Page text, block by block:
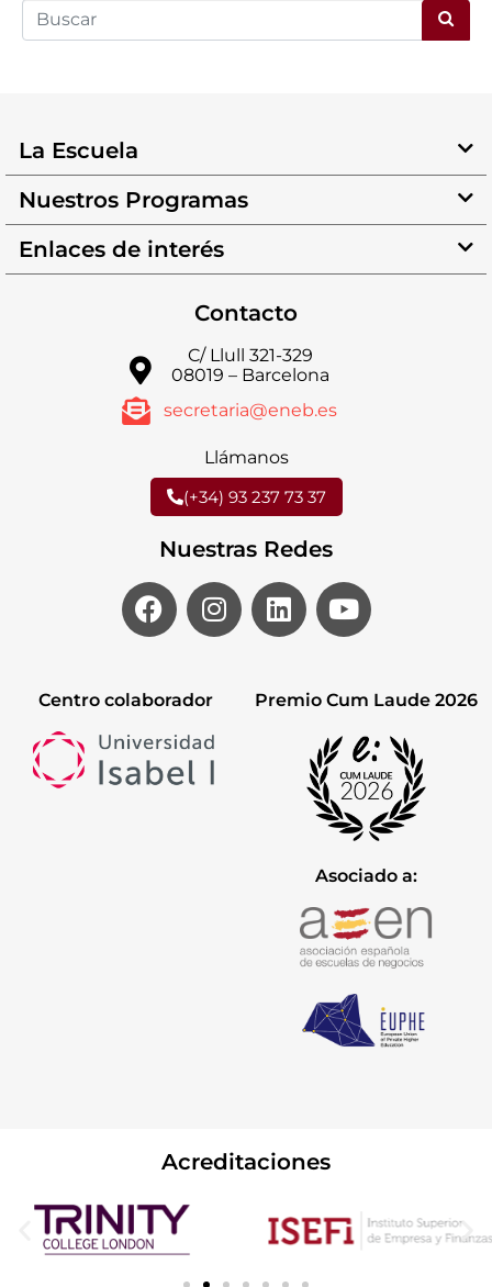
La Escuela
Nuestros Programas
Enlaces de interés
Contacto
C/ Llull 321-329
08019 – Barcelona
secretaria@eneb.es
Llámanos
(+34) 93 237 73 37
Nuestras Redes
Centro colaborador Premio Cum Laude 2026
Asociado a:
Acreditaciones